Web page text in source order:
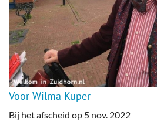
Voor Wilma Kuper
Bij het afscheid op 5 nov. 2022